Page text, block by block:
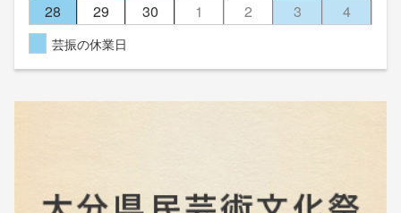
28
29 30 1 2 3 4
芸振の休業日